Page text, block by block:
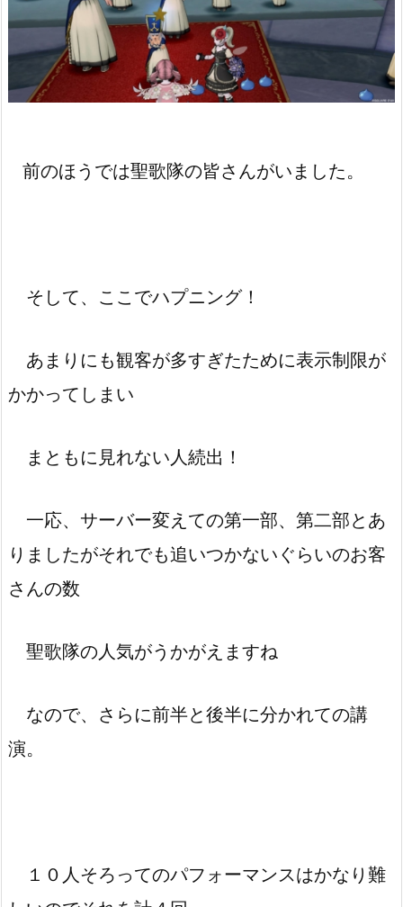
前のほうでは聖歌隊の皆さんがいました。
そして、ここでハプニング！
あまりにも観客が多すぎたために表示制限が
かかってしまい
まともに見れない人続出！
一応、サーバー変えての第一部、第二部とあ
りましたがそれでも追いつかないぐらいのお客
さんの数
聖歌隊の人気がうかがえますね
なので、さらに前半と後半に分かれての講
演。
１０人そろってのパフォーマンスはかなり難